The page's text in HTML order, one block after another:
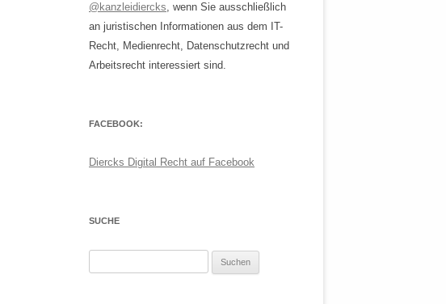
@kanzleidiercks, wenn Sie ausschließlich
an juristischen Informationen aus dem IT-
Recht, Medienrecht, Datenschutzrecht und
Arbeitsrecht interessiert sind.
FACEBOOK:
Diercks Digital Recht auf Facebook
SUCHE